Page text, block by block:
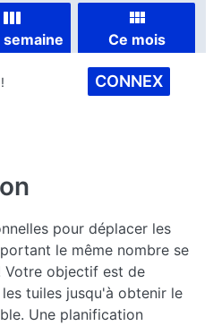
Ce mois
CONNEX
pour déplacer les
le même nombre se
Votre objectif est de
tuiles jusqu'à obtenir le
Une planification